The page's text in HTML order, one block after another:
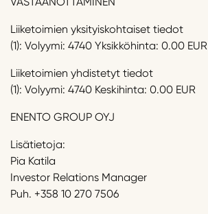
Liiketoimien yksityiskohtaiset tiedot
(1): Volyymi: 4740 Yksikköhinta: 0.00 EUR
Liiketoimien yhdistetyt tiedot
(1): Volyymi: 4740 Keskihinta: 0.00 EUR
ENENTO GROUP OYJ
Lisätietoja:
Pia Katila
Investor Relations Manager
Puh. +358 10 270 7506